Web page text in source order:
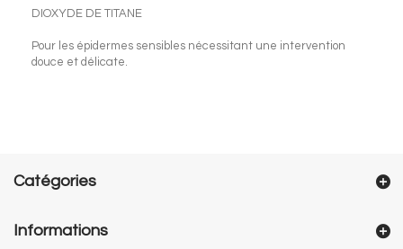
DIOXYDE DE TITANE
Pour les épidermes sensibles nécessitant une intervention
douce et délicate.
Catégories
Informations